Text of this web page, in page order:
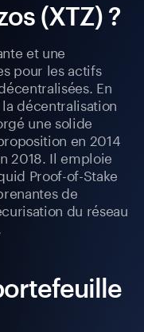
(XTZ) ?
et une
pour les actifs
En
décentralisation
une solide
en 2014
2018. Il emploie
Proof-of-Stake
de
du réseau